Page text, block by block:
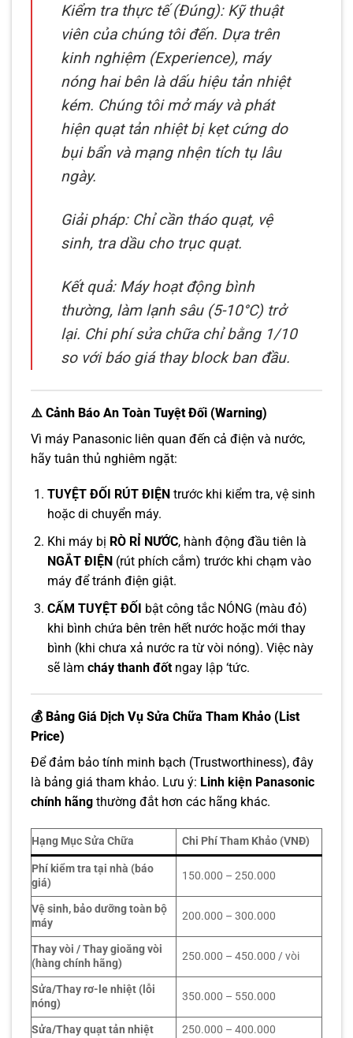
Kiểm tra thực tế (Đúng): Kỹ thuật
viên của chúng tôi đến. Dựa trên
kinh nghiệm (Experience), máy
nóng hai bên là dấu hiệu tản nhiệt
kém. Chúng tôi mở máy và phát
hiện quạt tản nhiệt bị kẹt cứng do
bụi bẩn và mạng nhện tích tụ lâu
ngày.
Giải pháp: Chỉ cần tháo quạt, vệ
sinh, tra dầu cho trục quạt.
Kết quả: Máy hoạt động bình
thường, làm lạnh sâu (5-10°C) trở
lại. Chi phí sửa chữa chỉ bằng 1/10
so với báo giá thay block ban đầu.
⚠️ Cảnh Báo An Toàn Tuyệt Đối (Warning)
Vì máy Panasonic liên quan đến cả điện và nước,
hãy tuân thủ nghiêm ngặt:
TUYỆT ĐỐI RÚT ĐIỆN trước khi kiểm tra, vệ sinh
hoặc di chuyển máy.
Khi máy bị RÒ RỈ NƯỚC, hành động đầu tiên là
NGẮT ĐIỆN(rút phích cắm) trước khi chạm vào
máy để tránh điện giật.
CẤM TUYỆT ĐỐI bật công tắc NÓNG (màu đỏ)
khi bình chứa bên trên hết nước hoặc mới thay
bình (khi chưa xả nước ra từ vòi nóng). Việc này
sẽ làm cháy thanh đốtngay lập ‘tức.
💰 Bảng Giá Dịch Vụ Sửa Chữa Tham Khảo (List
Price)
Để đảm bảo tính minh bạch (Trustworthiness), đây
là bảng giá tham khảo. Lưu ý: Linh kiện Panasonic
chính hãng thường đắt hơn các hãng khác.
Hạng Mục Sửa Chữa Chi Phí Tham Khảo (VNĐ)
Phí kiểm tra tại nhà (báo
giá)
150.000 – 250.000
Vệ sinh, bảo dưỡng toàn bộ
máy
200.000 – 300.000
Thay vòi / Thay gioăng vòi
(hàng chính hãng)
250.000 – 450.000 / vòi
Sửa/Thay rơ-le nhiệt (lỗi
nóng)
350.000 – 550.000
Sửa/Thay quạt tản nhiệt
250.000 – 400.000